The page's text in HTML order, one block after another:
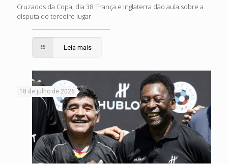
Cruzados da Copa, dia 38: França e Inglaterra dão aula sobre a
disputa do terceiro lugar
Leia mais
18 de julho de 2026